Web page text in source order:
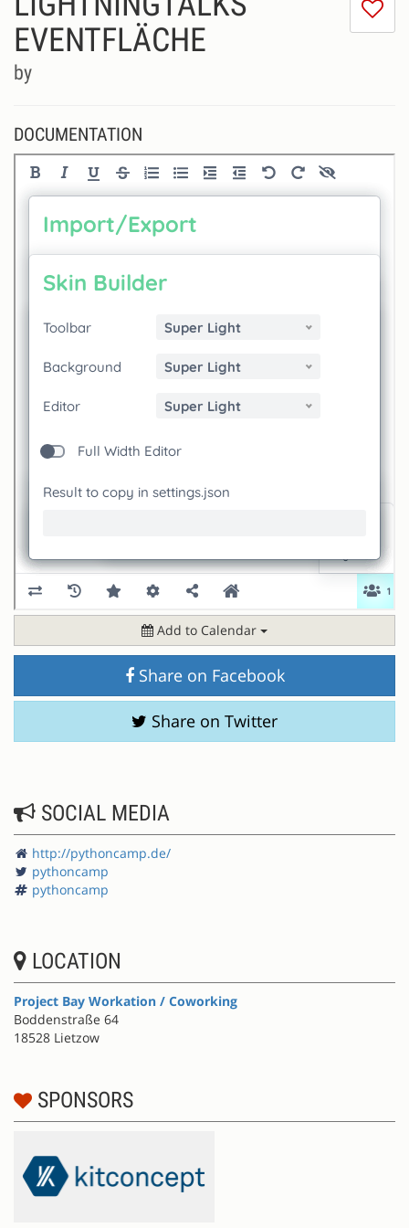
I
EVENTFLÄCHE
by
DOCUMENTATION
Add to Calendar
Share on Facebook
Share on Twitter
SOCIAL MEDIA
http://pythoncamp.de/
pythoncamp
pythoncamp
LOCATION
Project Bay Workation / Coworking
Boddenstraße 64
18528 Lietzow
SPONSORS